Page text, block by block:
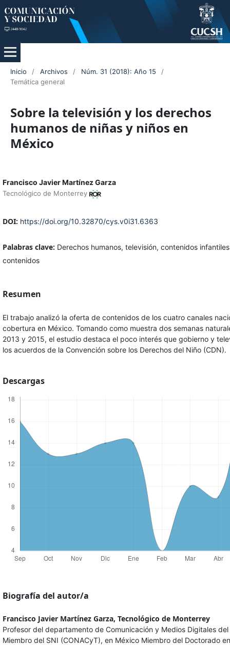
Inicio / Archivos / Núm. 31 (2018): Año 15
/
Temática general
Sobre la televisión y los derechos
humanos de niñas y niños en
México
Francisco Javier Martínez Garza
Tecnológico de Monterrey
DOI: https://doi.org/10.32870/cys.v0i31.6363
Palabras clave: Derechos humanos, televisión, contenidos
contenidos
Resumen
El trabajo analizó la oferta de contenidos de los cuatro canales
cobertura en México. Tomando como muestra dos semanas
2013 y 2015, el estudio destaca el poco interés que gobierno y
los acuerdos de la Convención sobre los Derechos del Niño (CDN).
Descargas
Biografía del autor/a
Francisco Javier Martínez Garza, Tecnológico de Monterrey
Profesor del departamento de Comunicación y Medios Digitales
Miembro del SNI (CONACyT), en México Miembro del Doctorado